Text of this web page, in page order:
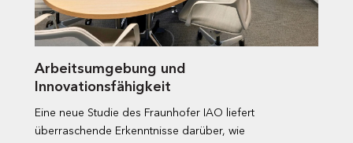
Arbeitsumgebung und
Innovationsfähigkeit
Eine neue Studie des Fraunhofer IAO liefert
überraschende Erkenntnisse darüber, wie